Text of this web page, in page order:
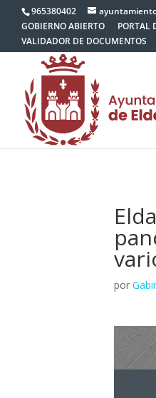
965380402
GOBIERNO ABIERTO
PORTAL
VALIDADOR DE DOCUMENTOS
por